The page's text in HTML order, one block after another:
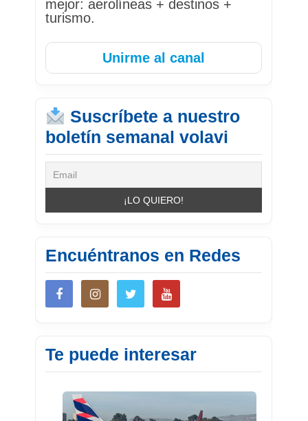
mejor: aerolíneas + destinos +
turismo.
Unirme al canal
Suscríbete a nuestro
boletín semanal volavi
Encuéntranos en Redes
Te puede interesar